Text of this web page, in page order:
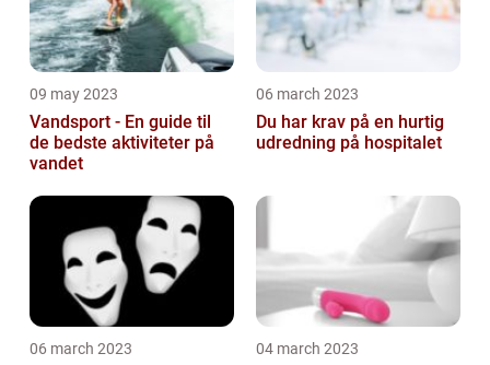
09 may 2023
Vandsport - En guide til
de bedste aktiviteter på
vandet
06 march 2023
Du har krav på en hurtig
udredning på hospitalet
06 march 2023 04 march 2023